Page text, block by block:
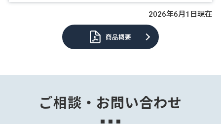
2026年6月1日現在
商品概要
ご相談・お問い合わせ